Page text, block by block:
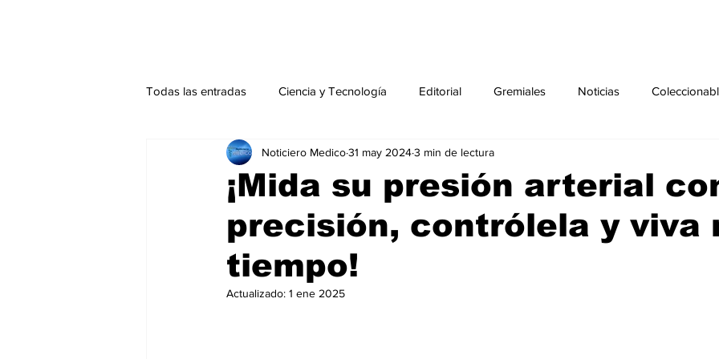
Todas las entradas Ciencia y Tecnología Editorial Gremiales Noticias
Actualidad Salud Mental Agenda Sección especial
Endocrinología Actualidad especial Ciencia y Tecnología especial Coleccionable
Consulta Externa especial
¡Mida su presión arterial
precisión, contrólela y viva
tiempo!
Noticiero Medico31 may 20243 min de lectura
Actualizado: 1 ene 2025